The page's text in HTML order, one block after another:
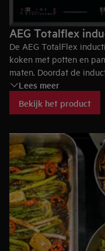
AEG Totalflex
De AEG TotalFlex
koken met potten en
maten. Doordat de
mogelijkheid om potten
responsieve glazen
wordt verstoord.
Lees meer
Bekijk het product